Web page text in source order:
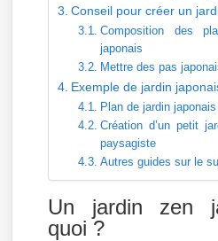
Conseil pour créer un
Composition des
japonais
Mettre des pas
Exemple de jardin
Plan de jardin japonais
Création d’un petit
paysagiste
Autres guides sur le
Un jardin zen
quoi ?